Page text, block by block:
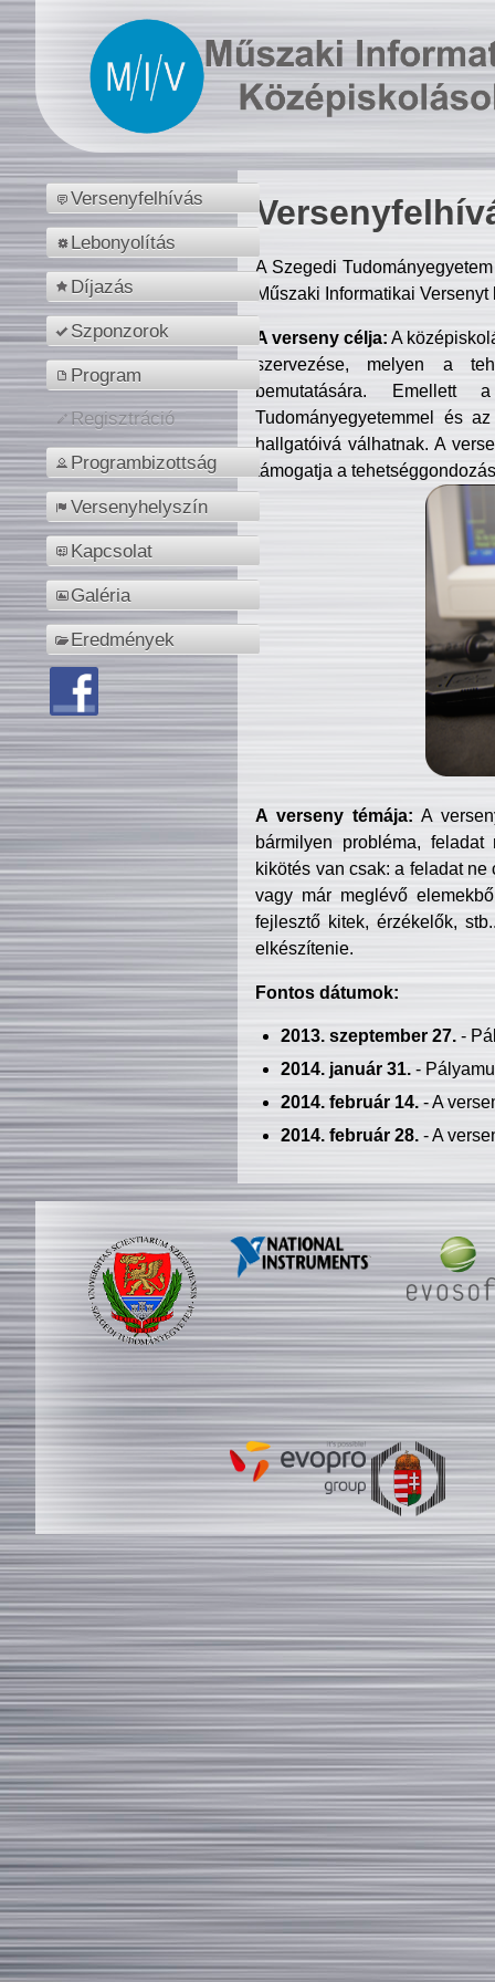
Versenyfelhívás
Lebonyolítás
Díjazás
Szponzorok
Program
Regisztráció
Programbizottság
Versenyhelyszín
Kapcsolat
Galéria
Eredmények
A Szegedi
Műszaki Informatikai
A verseny célja: A
szervezése, melyen a
bemutatására. Emellett
Tudományegyetemmel és
hallgatóivá válhatnak. A
támogatja a
A verseny témája: A
bármilyen probléma, feladat
kikötés van csak: a feladat
vagy már meglévő
fejlesztő kitek, érzékelők,
elkészítenie.
Fontos dátumok:
2013. szeptember 27.-
2014. január 31.-
2014. február 14.- A
2014. február 28.- A